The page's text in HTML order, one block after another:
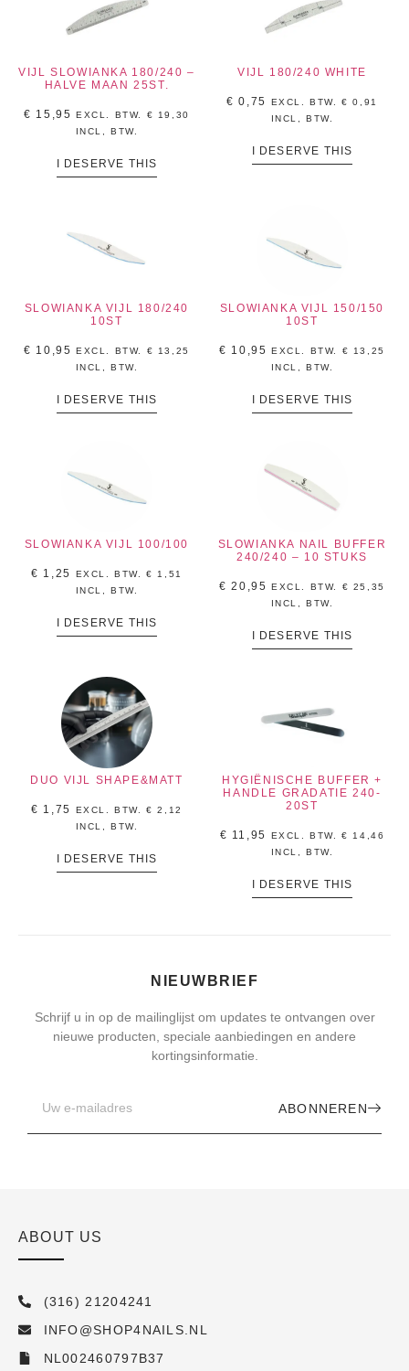
VIJL SLOWIANKA 180/240 –
HALVE MAAN 25ST.
€ 15,95 EXCL. BTW. €
19,30
INCL, BTW.
I DESERVE THIS
VIJL 180/240 WHITE
€ 0,75 EXCL. BTW.€ 0,91
INCL, BTW.
I DESERVE THIS
SLOWIANKA VIJL 180/240
10ST
€ 10,95 EXCL. BTW. €
13,25
INCL, BTW.
I DESERVE THIS
SLOWIANKA VIJL 150/150
10ST
€ 10,95 EXCL. BTW. €
13,25
INCL, BTW.
I DESERVE THIS
SLOWIANKA VIJL 100/100
€ 1,25 EXCL. BTW.€
1,51
INCL, BTW.
I DESERVE THIS
SLOWIANKA NAIL BUFFER
240/240 – 10 STUKS
€ 20,95 EXCL. BTW. € 25,35
INCL, BTW.
I DESERVE THIS
DUO VIJL SHAPE&MATT
€ 1,75 EXCL. BTW.€ 2,12
INCL, BTW.
I DESERVE THIS
HYGIËNISCHE BUFFER +
HANDLE GRADATIE 240-
20ST
€ 11,95 EXCL. BTW.€
14,46
INCL, BTW.
I DESERVE THIS
NIEUWBRIEF
Schrijf u in op de mailinglijst om updates te ontvangen over
nieuwe producten, speciale aanbiedingen en andere
kortingsinformatie.
ABONNEREN
ABOUT US
(316) 21204241
INFO@SHOP4NAILS.NL
NL002460797B37